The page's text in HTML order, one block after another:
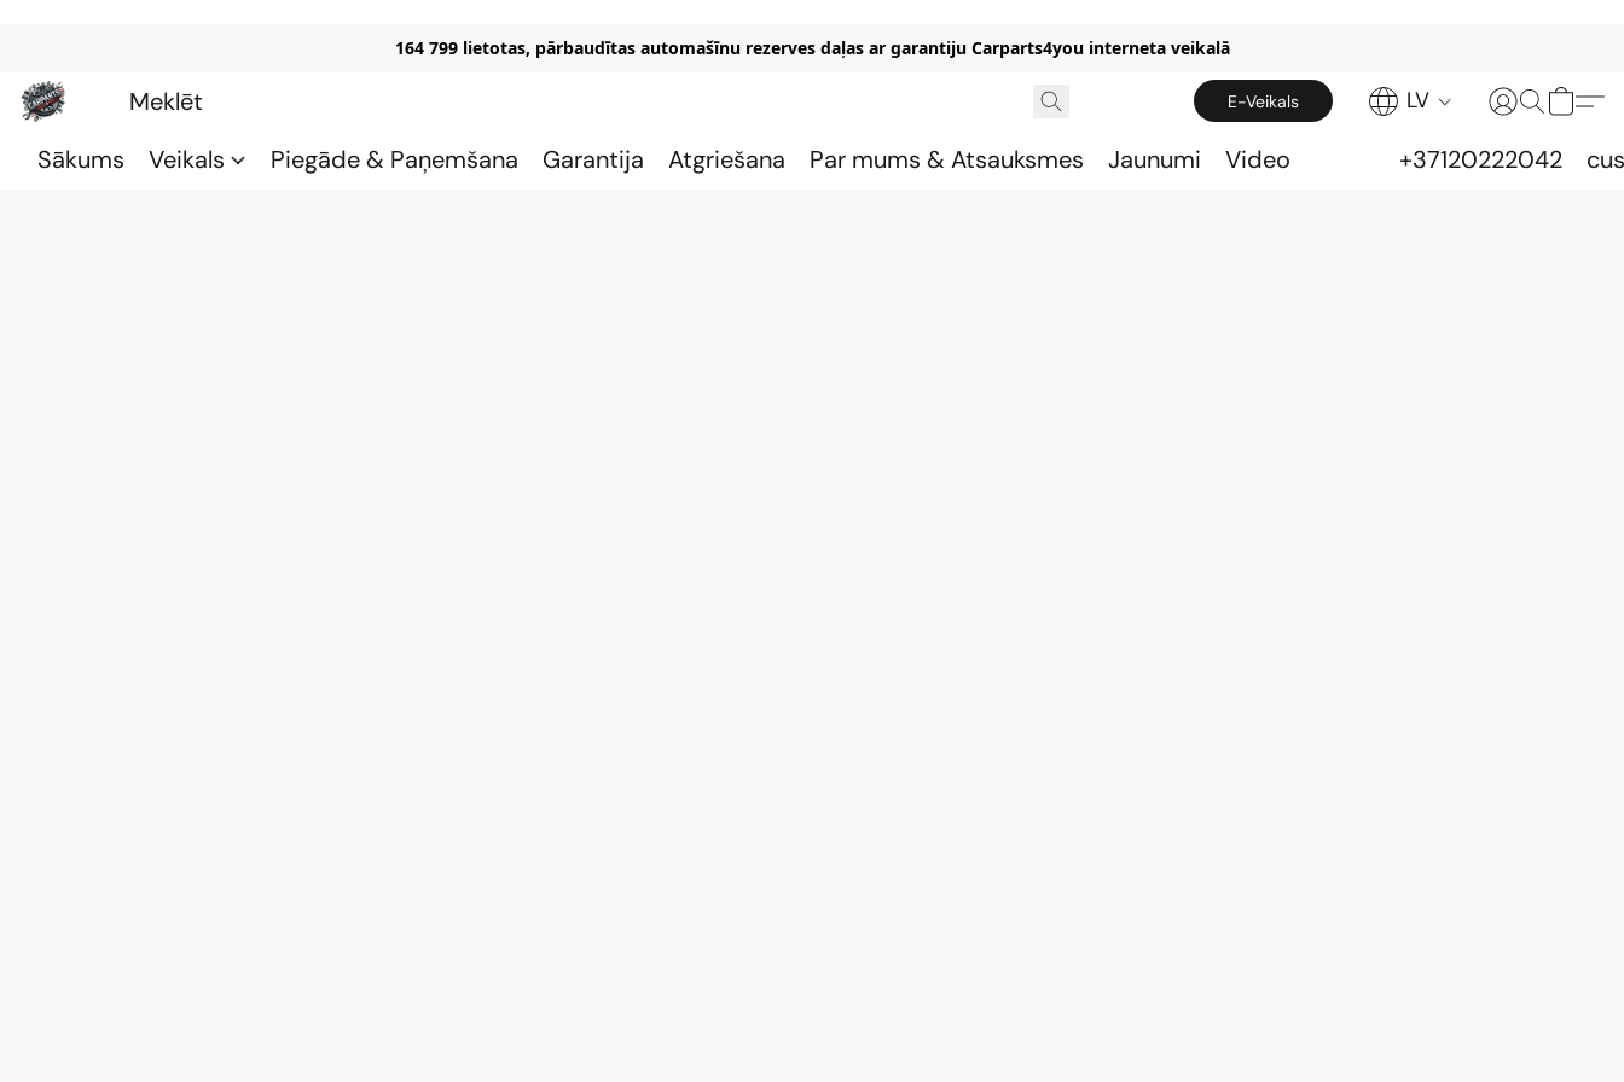
164 799 lietotas, pārbaudītas automašīnu rezerves daļas ar garantiju Carparts4you interneta veikalā
E-Veikals LV
Sākums Veikals Piegāde & Paņemšana Garantija Atgriešana Par mums & Atsauksmes Jaunumi Video +37120222042